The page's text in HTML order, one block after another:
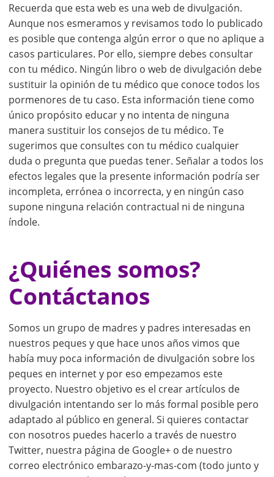
Recuerda que esta web es una web de divulgación.
Aunque nos esmeramos y revisamos todo lo publicado
es posible que contenga algún error o que no aplique a
casos particulares. Por ello, siempre debes consultar
con tu médico. Ningún libro o web de divulgación debe
sustituir la opinión de tu médico que conoce todos los
pormenores de tu caso. Esta información tiene como
único propósito educar y no intenta de ninguna
manera sustituir los consejos de tu médico. Te
sugerimos que consultes con tu médico cualquier
duda o pregunta que puedas tener. Señalar a todos los
efectos legales que la presente información podría ser
incompleta, errónea o incorrecta, y en ningún caso
supone ninguna relación contractual ni de ninguna
índole.
¿Quiénes somos?
Contáctanos
Somos un grupo de madres y padres interesadas en
nuestros peques y que hace unos años vimos que
había muy poca información de divulgación sobre los
peques en internet y por eso empezamos este
proyecto. Nuestro objetivo es el crear artículos de
divulgación intentando ser lo más formal posible pero
adaptado al público en general. Si quieres contactar
con nosotros puedes hacerlo a través de nuestro
Twitter, nuestra página de Google+ o de nuestro
correo electrónico embarazo-y-mas-com (todo junto y